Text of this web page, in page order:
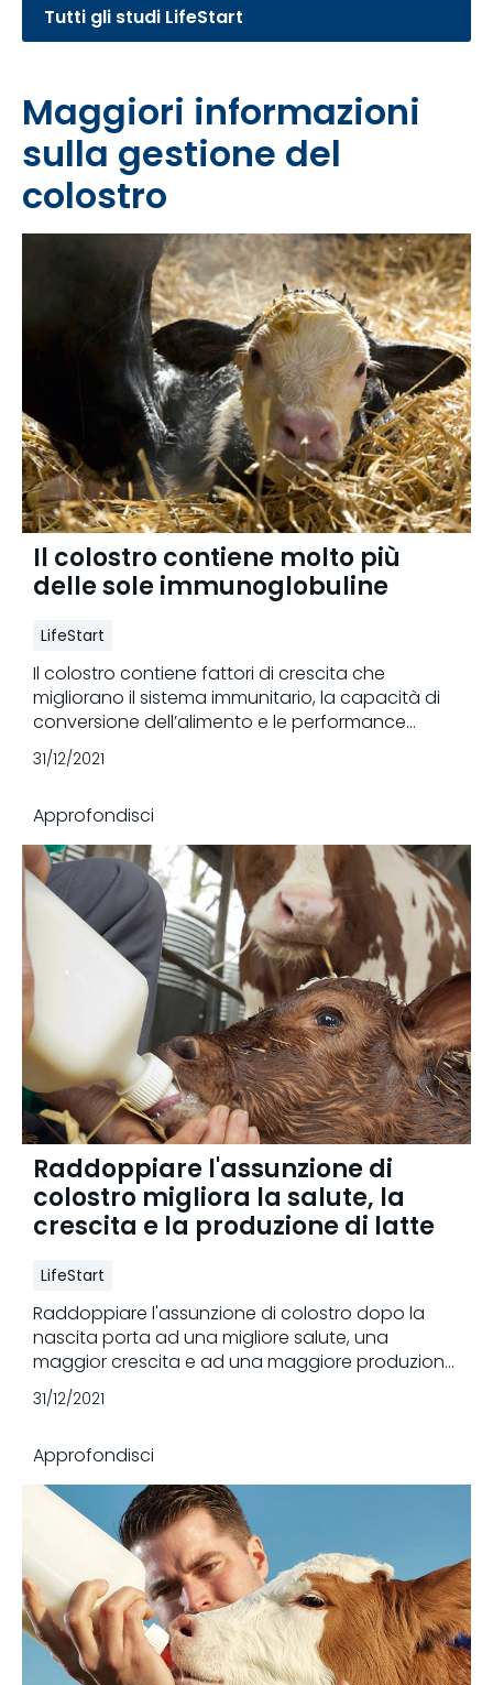
Tutti gli studi LifeStart
Maggiori informazioni
sulla gestione del
colostro
Il colostro contiene molto più
delle sole immunoglobuline
LifeStart
Il colostro contiene fattori di crescita che
migliorano il sistema immunitario, la capacità di
conversione dell’alimento e le performance
riproduttive.
31/12/2021
Approfondisci
Raddoppiare l'assunzione di
colostro migliora la salute, la
crescita e la produzione di latte
LifeStart
Raddoppiare l'assunzione di colostro dopo la
nascita porta ad una migliore salute, una
maggior crescita e ad una maggiore produzione
di latte durante la prima e la seconda lattazione.
31/12/2021
Approfondisci